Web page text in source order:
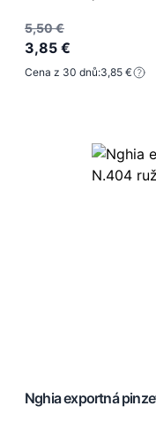
5,50 €
3,85 €
Cena z 30 dnů:3,85 €
Nghia exportná